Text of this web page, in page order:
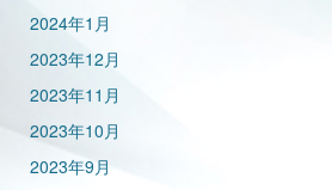
2024年1月
2023年12月
2023年11月
2023年10月
2023年9月